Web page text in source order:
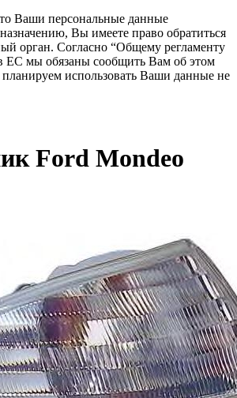
Ваши персональные данные
Вы имеете право обратиться
орган. Согласно “Общему регламенту
ЕС мы обязаны сообщить Вам об этом
использовать Ваши данные не
Ford Mondeo